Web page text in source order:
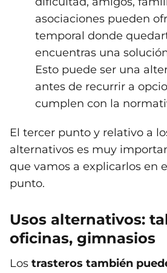
asociaciones pueden
temporal donde
encuentras una
Esto puede ser una
antes de recurrir a
cumplen con la
El tercer punto y relativo a
alternativos es muy
que vamos a explicarlos en
punto.
Usos alternativos:
oficinas, gimnasios
Los trasteros también